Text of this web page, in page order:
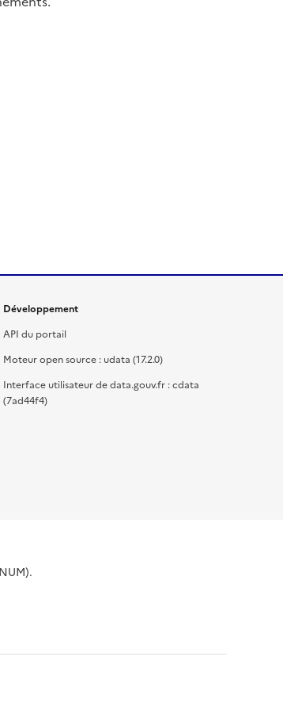
Développement
API du portail
Moteur open source : udata (17.2.0)
Interface utilisateur de data.gouv.fr : cdata
(7ad44f4)